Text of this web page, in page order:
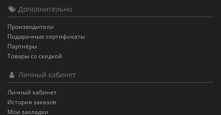
Дополнительно
Производители
Подарочные сертификаты
Партнёры
Товары со скидкой
Личный кабинет
Личный кабинет
История заказов
Мои закладки